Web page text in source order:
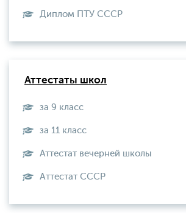
Диплом ПТУ СССР
Аттестаты школ
за 9 класс
за 11 класс
Аттестат вечерней школы
Aттестат СССР